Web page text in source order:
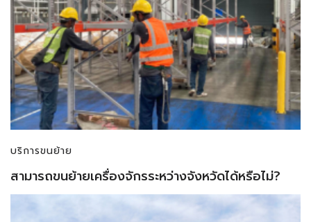
บริการขนย้าย
สามารถขนย้ายเครื่องจักรระหว่างจังหวัดได้หรือไม่?